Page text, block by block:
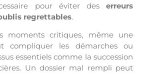
pour éviter des erreurs
regrettables.
moments critiques, même une
compliquer les démarches ou
essentiels comme la succession
Un dossier mal rempli peut